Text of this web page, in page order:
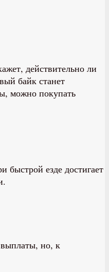
действительно ли
байк станет
можно покупать
быстрой езде достигает
но, к